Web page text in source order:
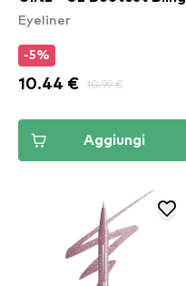
Eyeliner
-5%
10.44 € 10.99 €
Aggiungi